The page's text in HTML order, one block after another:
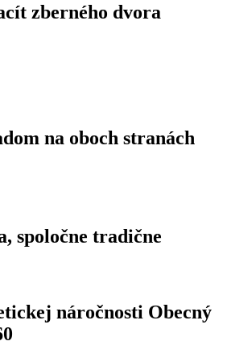
zberného dvora
na oboch stranách
spoločne tradične
náročnosti Obecný